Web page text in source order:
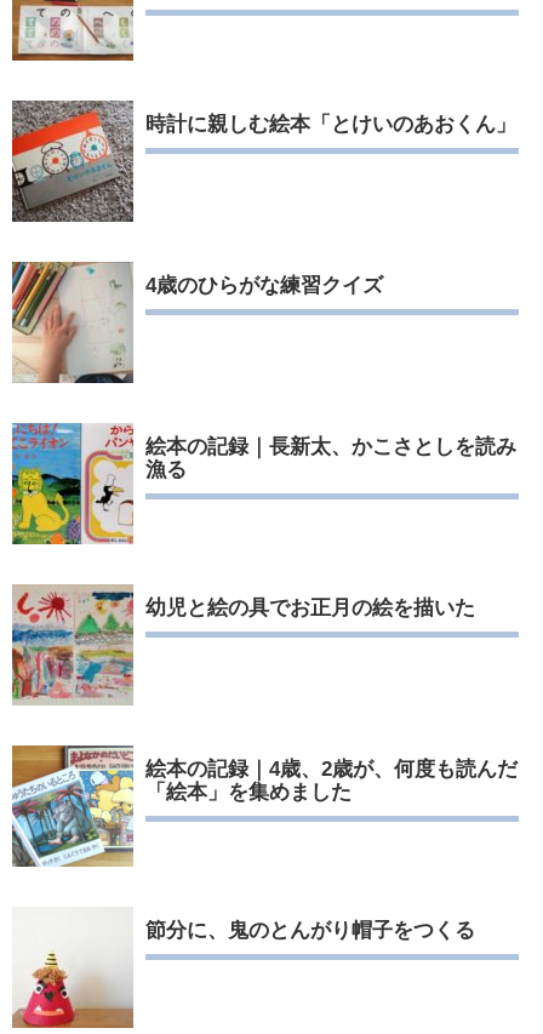
時計に親しむ絵本「とけいのあおくん」
4歳のひらがな練習クイズ
絵本の記録｜長新太、かこさとしを読み
漁る
幼児と絵の具でお正月の絵を描いた
絵本の記録｜4歳、2歳が、何度も読んだ
「絵本」を集めました
節分に、鬼のとんがり帽子をつくる